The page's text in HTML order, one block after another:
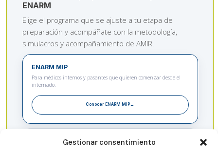
Gestionar consentimiento
ENARM
Elige el programa que se ajuste a tu etapa de
preparación y acompáñate con la metodología,
simulacros y acompañamiento de AMIR.
ENARM MIP
Para médicos internos y pasantes que quieren comenzar desde el
internado.
Conocer ENARM MIP
ENARM Excellence